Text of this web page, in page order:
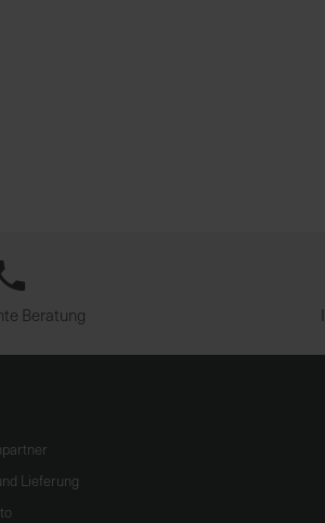
Beratung
Lieferung